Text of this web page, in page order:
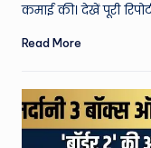
कमाई की। देखें पूरी
Read More